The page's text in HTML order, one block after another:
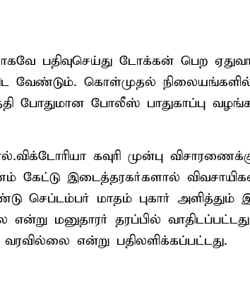
பதிவுசெய்து டோக்கன் பெற
வேண்டும். கொள்முதல்
போதுமான போலீஸ் பாதுகாப்பு
கவுரி முன்பு
கேட்டு இடைத்தரகர்களால் விவசாயிகள்
செப்டம்பர் மாதம் புகார் அளித்தும்
என்று மனுதாரர் தரப்பில்
வரவில்லை என்று பதிலளிக்கப்பட்டது.